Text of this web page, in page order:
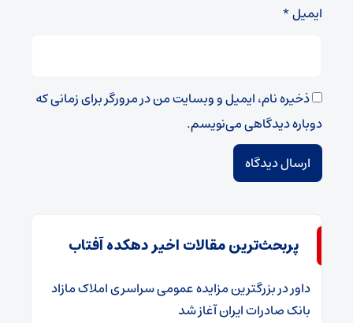
ایمیل*
ذخیره نام، ایمیل و وبسایت من در مرورگر برای زمانی که
دوباره دیدگاهی می‌نویسم.
پربحث‌ترین مقالات اخیر دهکده آفتاب
داوردر​بزرگترین مزایده عمومی سراسری املاک مازاد
بانک صادرات ایران آغاز شد